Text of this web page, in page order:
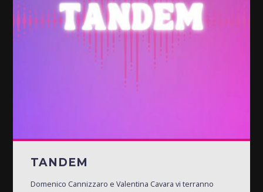
TANDEM
Domenico Cannizzaro e Valentina Cavara vi terranno